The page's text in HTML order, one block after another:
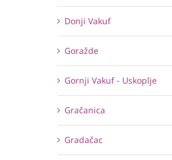
Donji Vakuf
Goražde
Gornji Vakuf - Uskoplje
Gračanica
Gradačac